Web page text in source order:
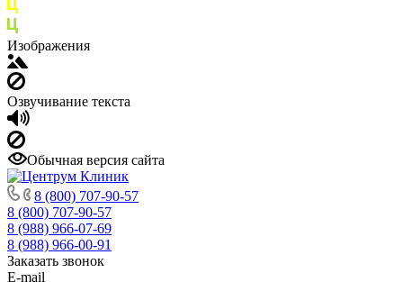
Изображения
Озвучивание текста
Обычная версия сайта
8 (800) 707-90-57
8 (800) 707-90-57
8 (988) 966-07-69
8 (988) 966-00-91
Заказать звонок
E-mail